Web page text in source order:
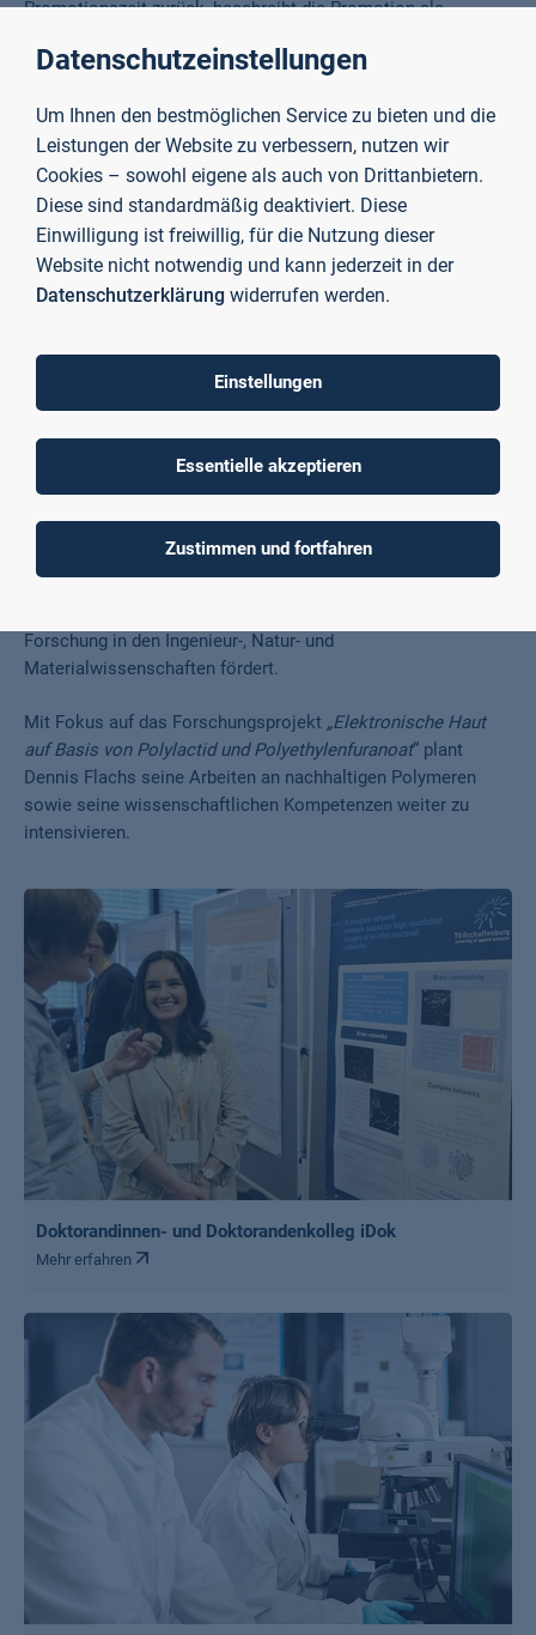
Promotionszeit zurück, beschreibt die Promotion als
wissenschaftlichen Nachwuchs, diesen Weg einzuschlagen.
„Wer sich für Wissenschaft begeistert, sollte eine
Promotion ernsthaft in Erwägung ziehen – auch
wenn sie mit viel Arbeit und einem großen
Zeitaufwand verbunden ist, eröffnet sie spannende
Möglichkeiten und wertvolle Erfahrungen. “
Dr.-Ing. Dennis Flachs
Ausblick: Forschung an der TH
Aschaffenburg wird fortgesetzt
an der TH Aschaffenburg und wird weiterhin im BioMEMS
Labor forschen. Ermöglicht wird dies durch ein
Forschung in den Ingenieur-, Natur- und
Materialwissenschaften fördert.
Mit Fokus auf das Forschungsprojekt „Elektronische Haut
auf Basis von Polylactid und Polyethylenfuranoat“ plant
Dennis Flachs seine Arbeiten an nachhaltigen Polymeren
sowie seine wissenschaftlichen Kompetenzen weiter zu
intensivieren.
Doktorandinnen- und Doktorandenkolleg iDok
Mehr erfahren
Datenschutzeinstellungen
Um Ihnen den bestmöglichen Service zu bieten und die
Leistungen der Website zu verbessern, nutzen wir
Cookies – sowohl eigene als auch von Drittanbietern.
Diese sind standardmäßig deaktiviert. Diese
Einwilligung ist freiwillig, für die Nutzung dieser
Website nicht notwendig und kann jederzeit in der
Datenschutzerklärung widerrufen werden.
Einstellungen
Essentielle akzeptieren
Zustimmen und fortfahren